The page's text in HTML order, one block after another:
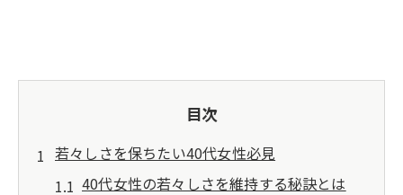
目次
若々しさを保ちたい40代女性必見
40代女性の若々しさを維持する秘訣とは